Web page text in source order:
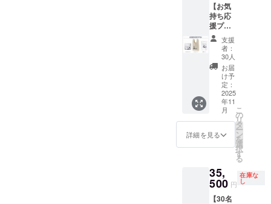
ます。
【お気
持ち応
援プラ
ン】 ・
アクリ
ルスタ
ンド 1
点 ・マ
ルシェ
バッ
グ 1点
・記念
カー
ド 1点
画像は
す。 金
額には
消費税
（10%
支援
者：
30人
お届
け予
定：
2025
年11
月
詳細を見る
こ
の
リ
タ
ー
ン
を
選
択
す
る
35,
500 円
在庫な
し
【30名